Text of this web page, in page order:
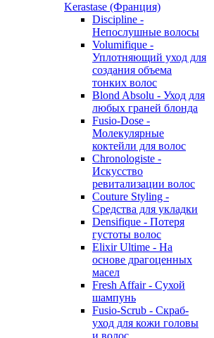
Kerastase (Франция)
Discipline -
Непослушные волосы
Volumifique -
Уплотняющий уход для
создания объема
тонких волос
Blond Absolu - Уход для
любых граней блонда
Fusio-Dose -
Молекулярные
коктейли для волос
Chronologiste -
Искусство
ревитализации волос
Couture Styling -
Средства для укладки
Densifique - Потеря
густоты волос
Elixir Ultime - На
основе драгоценных
масел
Fresh Affair - Сухой
шампунь
Fusio-Scrub - Скраб-
уход для кожи головы
и волос